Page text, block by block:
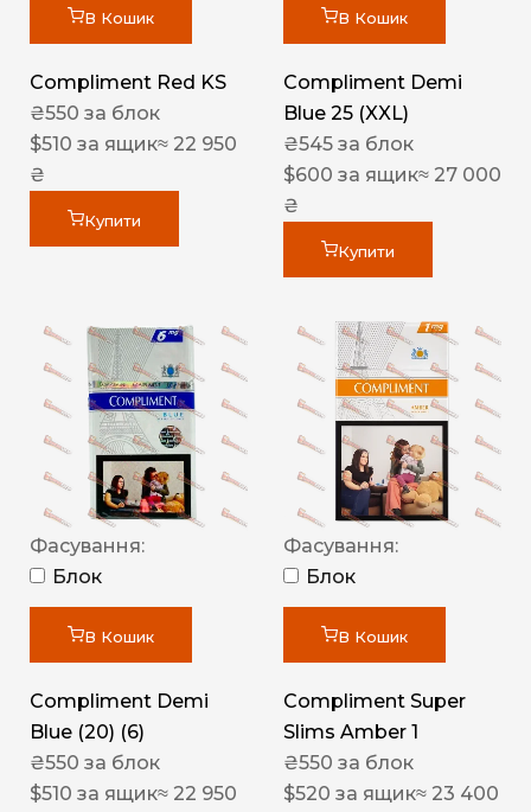
В Кошик
Compliment Red KS
₴550 за блок
$510 за ящик≈ 22 950
₴
Купити
В Кошик
Compliment Demi
Blue 25 (XXL)
₴545 за блок
$600 за ящик≈ 27 000
₴
Купити
Фасування:
Блок
В Кошик
Compliment Demi
Blue (20) (6)
₴550 за блок
$510 за ящик≈ 22 950
Фасування:
Блок
В Кошик
Compliment Super
Slims Amber 1
₴550 за блок
$520 за ящик≈ 23 400